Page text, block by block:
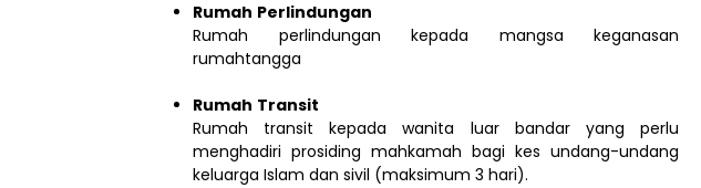
Rumah Perlindungan
Rumah perlindungan kepada mangsa keganasan
rumahtangga
Rumah Transit
Rumah transit kepada wanita luar bandar yang perlu
menghadiri prosiding mahkamah bagi kes undang-undang
keluarga Islam dan sivil (maksimum 3 hari).